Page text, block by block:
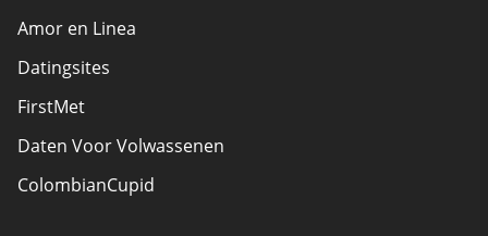
Amor en Linea
Datingsites
FirstMet
Daten Voor Volwassenen
ColombianCupid